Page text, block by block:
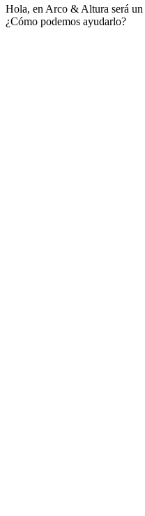
Hola, en Arco & Altura será un
¿Cómo podemos ayudarlo?